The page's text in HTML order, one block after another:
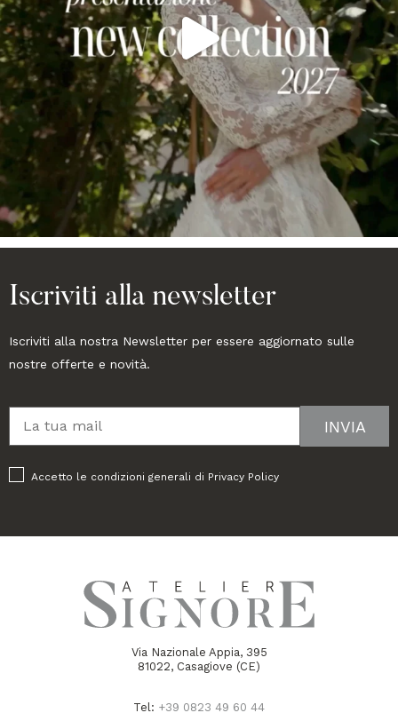
Iscriviti alla newsletter
Iscriviti alla nostra Newsletter per essere aggiornato sulle
nostre offerte e novità.
Accetto le condizioni generali di Privacy Policy
Via Nazionale Appia, 395
81022, Casagiove (CE)
Tel: +39 0823 49 60 44